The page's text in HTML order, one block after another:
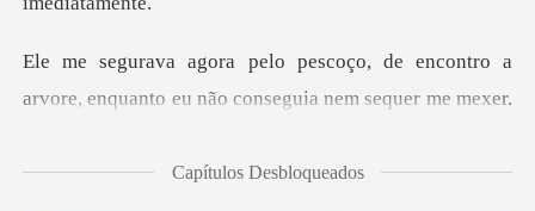
Sair
tro a
arvore, enquanto eu não conseguia nem
Capítulos Desbloqueados